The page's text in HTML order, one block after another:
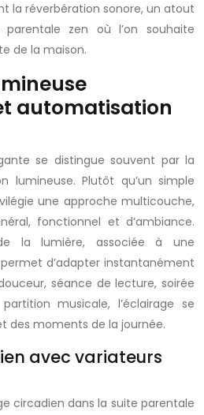
la réverbération sonore, un atout
zen où l’on souhaite
de la maison.
automatisation
se distingue souvent par la
lumineuse. Plutôt qu’un simple
une approche multicouche,
fonctionnel et d’ambiance.
la lumière, associée à une
d’adapter instantanément
séance de lecture, soirée
musicale, l’éclairage se
des moments de la journée.
avec variateurs
circadien dans la suite parentale